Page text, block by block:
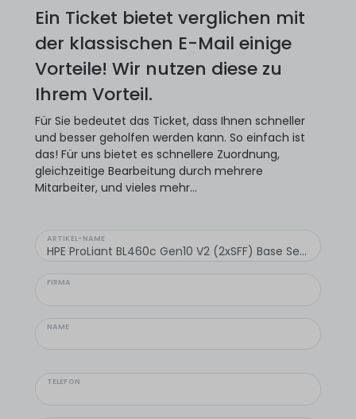
Ein Ticket bietet verglichen mit
der klassischen E-Mail einige
Vorteile! Wir nutzen diese zu
Ihrem Vorteil.
Für Sie bedeutet das Ticket, dass Ihnen schneller
und besser geholfen werden kann. So einfach ist
das! Für uns bietet es schnellere Zuordnung,
gleichzeitige Bearbeitung durch mehrere
Mitarbeiter, und vieles mehr...
ARTIKEL-NAME
FIRMA
NAME
TELEFON